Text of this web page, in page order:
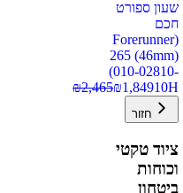
שעון ספורט
חכם
(Forerunner
265 (46mm)
(010-02810-
10H
₪1,849
₪2,465
חזור
ציוד טקטי
וכוחות
ביטחון